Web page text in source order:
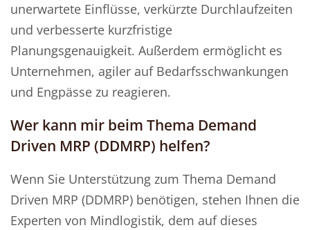
unerwartete Einflüsse, verkürzte Durchlaufzeiten
und verbesserte kurzfristige
Planungsgenauigkeit. Außerdem ermöglicht es
Unternehmen, agiler auf Bedarfsschwankungen
und Engpässe zu reagieren.
Wer kann mir beim Thema Demand
Driven MRP (DDMRP) helfen?
Wenn Sie Unterstützung zum Thema Demand
Driven MRP (DDMRP) benötigen, stehen Ihnen die
Experten von Mindlogistik, dem auf dieses